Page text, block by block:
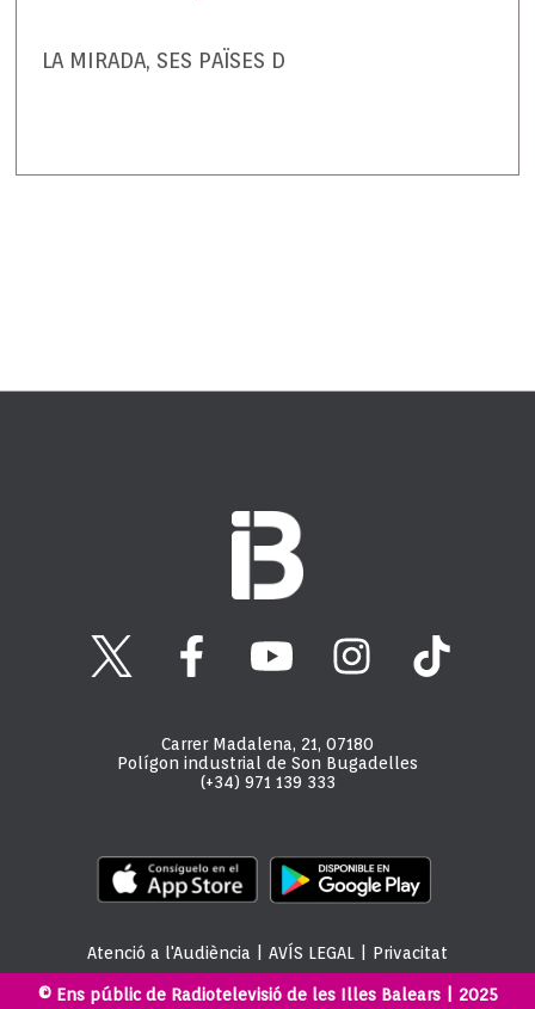
LA MIRADA, SES PAÏSES D
Carrer Madalena, 21, 07180
Polígon industrial de Son Bugadelles
(+34) 971 139 333
Atenció a l'Audiència AVÍS LEGAL Privacitat
© Ens públic de Radiotelevisió de les Illes Balears | 2025